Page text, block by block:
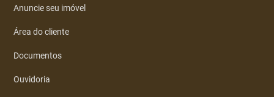
Anuncie seu imóvel
Área do cliente
Documentos
Ouvidoria